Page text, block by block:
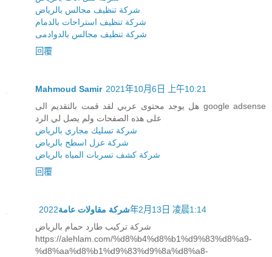
شركة تنظيف مجالس بالرياض
شركة تنظيف استراحات بالدمام
شركة تنظيف مجالس بالدوادمى
回覆
Mahmoud Samir 2021年10月6日 上午10:21
هل يوجد محتوى عربي لقد قمت بالتقديم الى google adsense
على هذه الصفحات ولم يصل لي الرد
شركة تسليك مجاري بالرياض
شركة عزل اسطح بالرياض
شركة كشف تسربات المياه بالرياض
回覆
شركة مقاولات عامة2022年2月13日 凌晨1:14
شركة تركيب طارد حمام بالرياض
https://alehlam.com/%d8%b4%d8%b1%d9%83%d8%a9-
%d8%aa%d8%b1%d9%83%d9%8a%d8%a8-